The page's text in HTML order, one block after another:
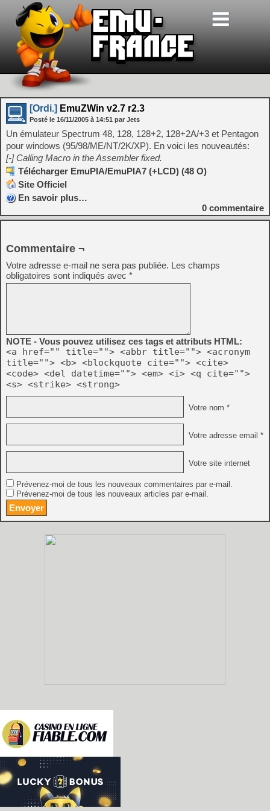
[Ordi.] EmuZWin v2.7 r2.3
Posté le 16/11/2005 à 14:51 par Jets
Un émulateur Spectrum 48, 128, 128+2, 128+2A/+3 et Pentagon
pour windows (95/98/ME/NT/2K/XP). En voici les nouveautés:
[-] Calling Macro in the Assembler fixed.
Télécharger EmuPIA/EmuPIA7 (+LCD) (48 O)
Site Officiel
En savoir plus…
0 commentaire
Commentaire ¬
Votre adresse e-mail ne sera pas publiée. Les champs
obligatoires sont indiqués avec *
NOTE - Vous pouvez utilisez ces tags et attributs HTML:
<a href="" title=""> <abbr title=""> <acronym
title=""> <b> <blockquote cite=""> <cite>
<code> <del datetime=""> <em> <i> <q cite="">
<s> <strike> <strong>
Votre nom *
Votre adresse email *
Votre site internet
Prévenez-moi de tous les nouveaux commentaires par e-mail.
Prévenez-moi de tous les nouveaux articles par e-mail.